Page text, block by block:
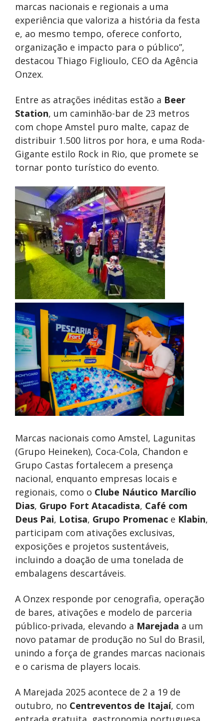
marcas nacionais e regionais a uma
experiência que valoriza a história da festa
e, ao mesmo tempo, oferece conforto,
organização e impacto para o público”,
destacou Thiago Figlioulo, CEO da Agência
Onzex.
Entre as atrações inéditas estão a Beer
Station, um caminhão-bar de 23 metros
com chope Amstel puro malte, capaz de
distribuir 1.500 litros por hora, e uma Roda-
Gigante estilo Rock in Rio, que promete se
tornar ponto turístico do evento.
Marcas nacionais como Amstel, Lagunitas
(Grupo Heineken), Coca-Cola, Chandon e
Grupo Castas fortalecem a presença
nacional, enquanto empresas locais e
regionais, como o Clube Náutico Marcílio
Dias, Grupo Fort Atacadista, Café com
Deus Pai, Lotisa, Grupo Promenac e Klabin,
participam com ativações exclusivas,
exposições e projetos sustentáveis,
incluindo a doação de uma tonelada de
embalagens descartáveis.
A Onzex responde por cenografia, operação
de bares, ativações e modelo de parceria
público-privada, elevando a Marejada a um
novo patamar de produção no Sul do Brasil,
unindo a força de grandes marcas nacionais
e o carisma de players locais.
A Marejada 2025 acontece de 2 a 19 de
outubro, no Centreventos de Itajaí, com